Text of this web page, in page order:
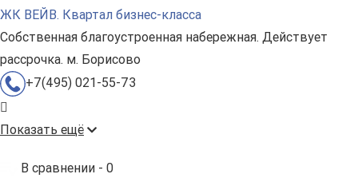
ЖК ВЕЙВ. Квартал бизнес-класса
Собственная благоустроенная набережная. Действует
рассрочка. м. Борисово
+7(495) 021-55-73
Показать ещё
В сравнении - 0